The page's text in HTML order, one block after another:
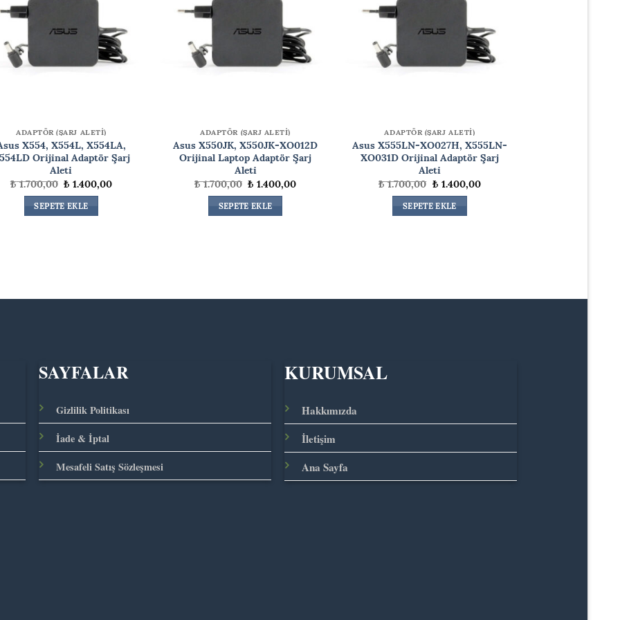
ADAPTÖR (ŞARJ ALETİ)
X554, X554L, X554LA,
Orijinal Adaptör Şarj
Aleti
₺1.700,00Orijinal
fiyat:
₺ 1.700,00.
₺1.400,00Şuandaki
SEPETE EKLE
ADAPTÖR (ŞARJ ALETİ)
Asus X550JK, X550JK-XO012D
Orijinal Laptop Adaptör Şarj
Aleti
₺1.700,00Orijinal
fiyat:
₺ 1.700,00.
₺1.400,00Şuandaki
SEPETE EKLE
ADAPTÖR (ŞARJ ALETİ)
Asus X555LN-XO027H, X555LN-
XO031D Orijinal Adaptör Şarj
Aleti
₺1.700,00Orijinal
fiyat:
₺ 1.700,00.
₺1.400,00Şuandaki
SEPETE EKLE
SAYFALAR
Gizlilik Politikası
İade & İptal
Mesafeli Satış Sözleşmesi
KURUMSAL
Hakkımızda
İletişim
Ana Sayfa